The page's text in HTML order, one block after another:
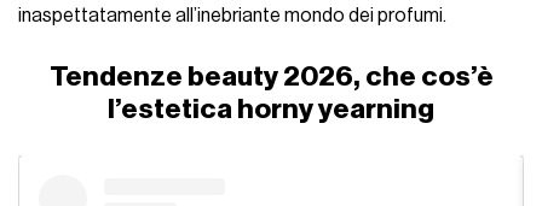
inaspettatamente all’inebriante mondo dei profumi.
Tendenze beauty 2026, che cos’è
l’estetica horny yearning